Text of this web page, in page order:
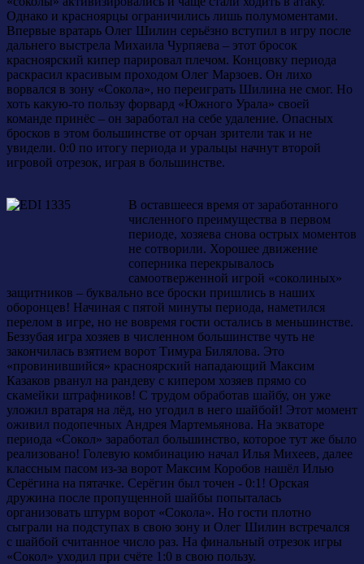
Однако и красноярцы ограничились лишь полумоментами.
Впервые вратарь Олег Шилин серьёзно вступил в игру после
дальнего выстрела Михаила Чурпяева – этот бросок
красноярский кипер парировал плечом. Концовку периода
раскрасил красивым проходом Олег Марзоев. Он лихо
ворвался в зону «Сокола», но переиграть Шилина не смог. Но
хоть какую-то пользу форвард «Южного Урала» своей
команде принёс – он заработал на себе удаление. Опасных
бросков в этом большинстве от орчан зрители так и не
увидели. 0:0 по итогу периода и уральцы начнут второй
игровой отрезок, играя в большинстве.
В оставшееся время от заработанного
численного преимущества в первом
периоде, хозяева снова острых моментов
не сотворили. Хорошее движение
соперника перекрывалось
самоотверженной игрой «соколиных»
защитников – буквально все броски пришлись в наших
оборонцев! Начиная с пятой минуты периода, наметился
перелом в игре, но не вовремя гости остались в меньшинстве.
Беззубая игра хозяев в численном большинстве чуть не
закончилась взятием ворот Тимура Билялова. Это
«провинившийся» красноярский нападающий Максим
Казаков рванул на рандеву с кипером хозяев прямо со
скамейки штрафников! С трудом обработав шайбу, он уже
уложил вратаря на лёд, но угодил в него шайбой! Этот момент
оживил подопечных Андрея Мартемьянова. На экваторе
периода «Сокол» заработал большинство, которое тут же было
реализовано! Голевую комбинацию начал Илья Михеев, далее
классным пасом из-за ворот Максим Коробов нашёл Илью
Серёгина на пятачке. Серёгин был точен - 0:1! Орская
дружина после пропущенной шайбы попыталась
организовать штурм ворот «Сокола». Но гости плотно
сыграли на подступах в свою зону и Олег Шилин встречался
с шайбой считанное число раз. На финальный отрезок игры
«Сокол» уходил при счёте 1:0 в свою пользу.